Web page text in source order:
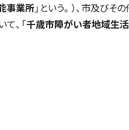
事業所」という。）、市及び
、「千歳市障がい者地域生